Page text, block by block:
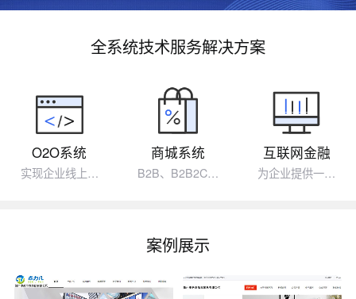
全系统技术服务解决方案
O2O系统
实现企业线上…
商城系统
B2B、B2B2C…
互联网金融
为企业提供一…
案例展示